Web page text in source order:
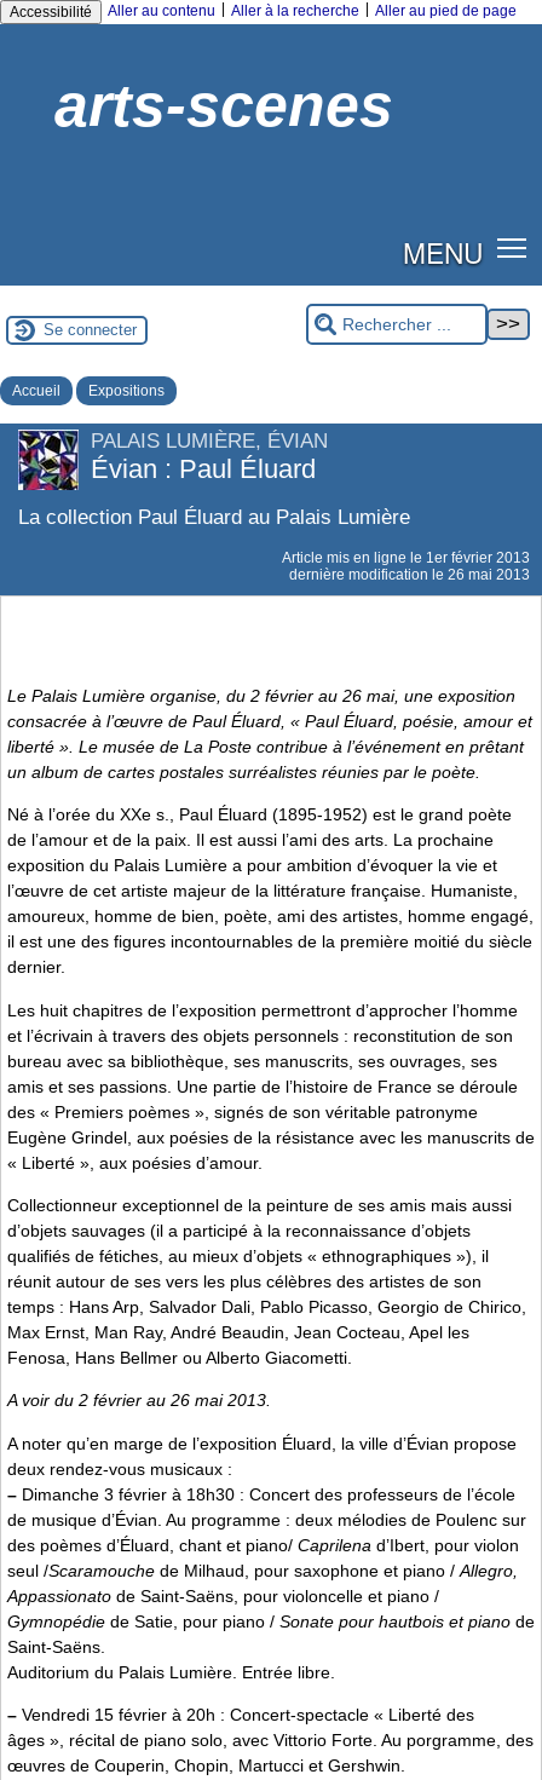
Accessibilité Aller au contenu Aller à la recherche Aller au pied de page
arts-scenes
MENU
Se connecter
Accueil Expositions
PALAIS LUMIÈRE, ÉVIAN
Évian : Paul Éluard
La collection Paul Éluard au Palais Lumière
Article mis en ligne le 1er février 2013
dernière modification le 26 mai 2013
Le Palais Lumière organise, du 2 février au 26 mai, une exposition
consacrée à l’œuvre de Paul Éluard, « Paul Éluard, poésie, amour et
liberté ». Le musée de La Poste contribue à l’événement en prêtant
un album de cartes postales surréalistes réunies par le poète.
Né à l’orée du XXe s., Paul Éluard (1895-1952) est le grand poète
de l’amour et de la paix. Il est aussi l’ami des arts. La prochaine
exposition du Palais Lumière a pour ambition d’évoquer la vie et
l’œuvre de cet artiste majeur de la littérature française. Humaniste,
amoureux, homme de bien, poète, ami des artistes, homme engagé,
il est une des figures incontournables de la première moitié du siècle
dernier.
Les huit chapitres de l’exposition permettront d’approcher l’homme
et l’écrivain à travers des objets personnels : reconstitution de son
bureau avec sa bibliothèque, ses manuscrits, ses ouvrages, ses
amis et ses passions. Une partie de l’histoire de France se déroule
des « Premiers poèmes », signés de son véritable patronyme
Eugène Grindel, aux poésies de la résistance avec les manuscrits de
« Liberté », aux poésies d’amour.
Collectionneur exceptionnel de la peinture de ses amis mais aussi
d’objets sauvages (il a participé à la reconnaissance d’objets
qualifiés de fétiches, au mieux d’objets « ethnographiques »), il
réunit autour de ses vers les plus célèbres des artistes de son
temps : Hans Arp, Salvador Dali, Pablo Picasso, Georgio de Chirico,
Max Ernst, Man Ray, André Beaudin, Jean Cocteau, Apel les
Fenosa, Hans Bellmer ou Alberto Giacometti.
A voir du 2 février au 26 mai 2013.
A noter qu’en marge de l’exposition Éluard, la ville d’Évian propose
deux rendez-vous musicaux :
– Dimanche 3 février à 18h30 : Concert des professeurs de l’école
de musique d’Évian. Au programme : deux mélodies de Poulenc sur
des poèmes d’Éluard, chant et piano/ Caprilena d’Ibert, pour violon
seul /Scaramouche de Milhaud, pour saxophone et piano / Allegro,
Appassionato de Saint-Saëns, pour violoncelle et piano /
Gymnopédie de Satie, pour piano / Sonate pour hautbois et piano de
Saint-Saëns.
Auditorium du Palais Lumière. Entrée libre.
– Vendredi 15 février à 20h : Concert-spectacle « Liberté des
âges », récital de piano solo, avec Vittorio Forte. Au porgramme, des
œuvres de Couperin, Chopin, Martucci et Gershwin.